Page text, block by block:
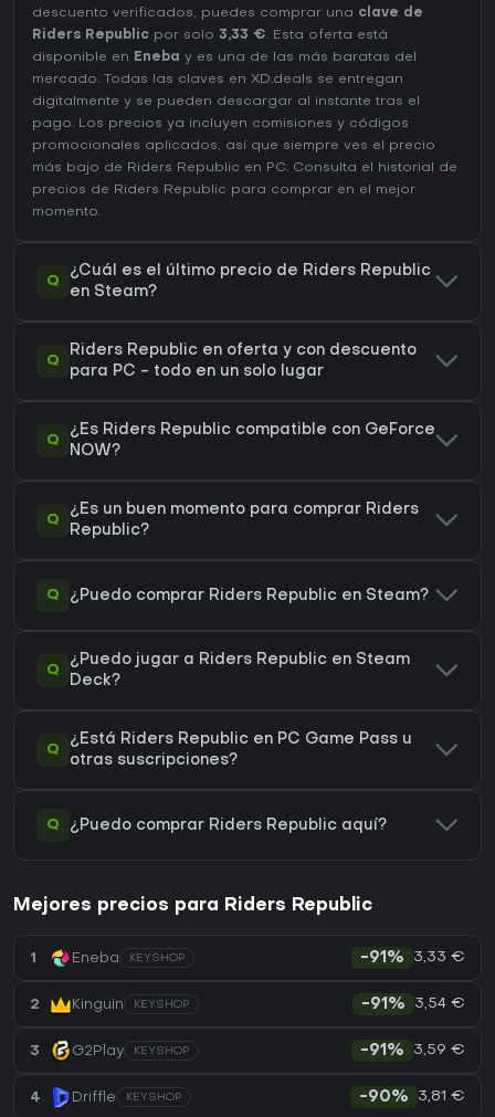
descuento verificados, puedes comprar una clave de
Riders Republic por solo 3,33 €. Esta oferta está
disponible en Eneba y es una de las más baratas del
mercado. Todas las claves en XD.deals se entregan
digitalmente y se pueden descargar al instante tras el
pago. Los precios ya incluyen comisiones y códigos
promocionales aplicados, así que siempre ves el precio
más bajo de Riders Republic en PC. Consulta el
historial de
precios de Riders Republic para comprar en el mejor
momento.
Q
¿Cuál es el último precio de Riders Republic
en Steam?
Q
Riders Republic en oferta y con descuento
para PC - todo en un solo lugar
Q
¿Es Riders Republic compatible con GeForce
NOW?
Q
¿Es un buen momento para comprar Riders
Republic?
Q ¿Puedo comprar Riders Republic en Steam?
Q
¿Puedo jugar a Riders Republic en Steam
Deck?
Q
¿Está Riders Republic en PC Game Pass u
otras suscripciones?
Q ¿Puedo comprar Riders Republic aquí?
Mejores precios para Riders Republic
1 Eneba KEYSHOP -91% 3,33 €
2 Kinguin KEYSHOP -91% 3,54 €
3 G2Play KEYSHOP -91% 3,59 €
4 Driffle KEYSHOP -90% 3,81 €